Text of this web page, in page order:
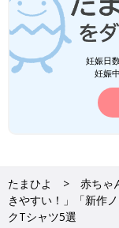
妊娠日
妊娠
たまひよ 赤ちゃ
きやすい！」「新作
クTシャツ5選